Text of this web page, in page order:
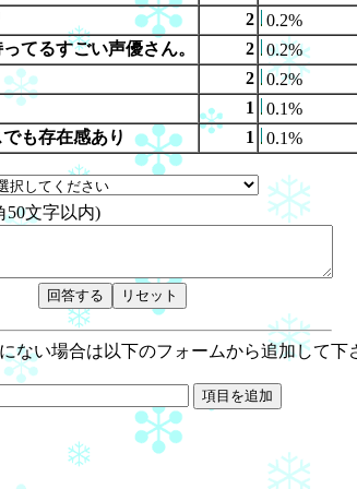
2 0.2%
てるすごい声優さん。 2 0.2%
2 0.2%
1 0.1%
も存在感あり 1 0.1%
50文字以内)
ない場合は以下のフォームから追加して下